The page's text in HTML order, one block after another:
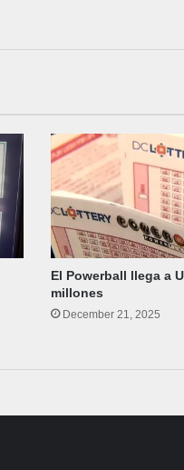
El Powerball llega a
millones
December 21, 2025